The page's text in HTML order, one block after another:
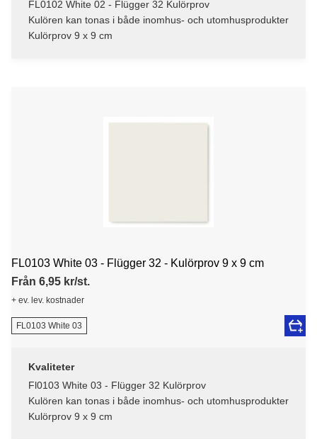
FL0102 White 02 - Flügger 32 Kulörprov
Kulören kan tonas i både inomhus- och utomhusprodukter
Kulörprov 9 x 9 cm
FL0103 White 03 - Flügger 32 - Kulörprov 9 x 9 cm
Från 6,95 kr/st.
+ ev. lev. kostnader
FL0103 White 03
Kvaliteter
Fl0103 White 03 - Flügger 32 Kulörprov
Kulören kan tonas i både inomhus- och utomhusprodukter
Kulörprov 9 x 9 cm